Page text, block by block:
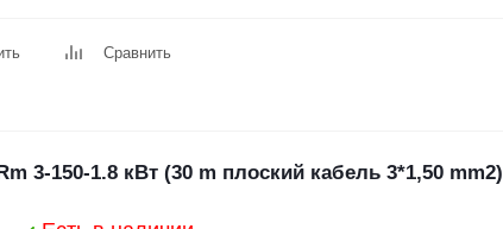
Сравнить
3-150-1.8 кВт (30 m плоский кабель 3*1,50 mm2)